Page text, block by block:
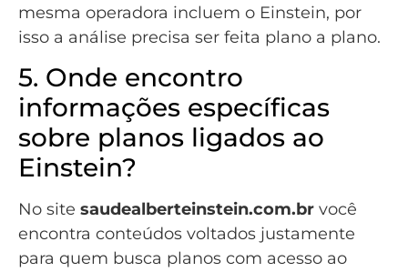
mesma operadora incluem o Einstein, por
isso a análise precisa ser feita plano a plano.
5. Onde encontro
informações específicas
sobre planos ligados ao
Einstein?
No site saudealberteinstein.com.br você
encontra conteúdos voltados justamente
para quem busca planos com acesso ao